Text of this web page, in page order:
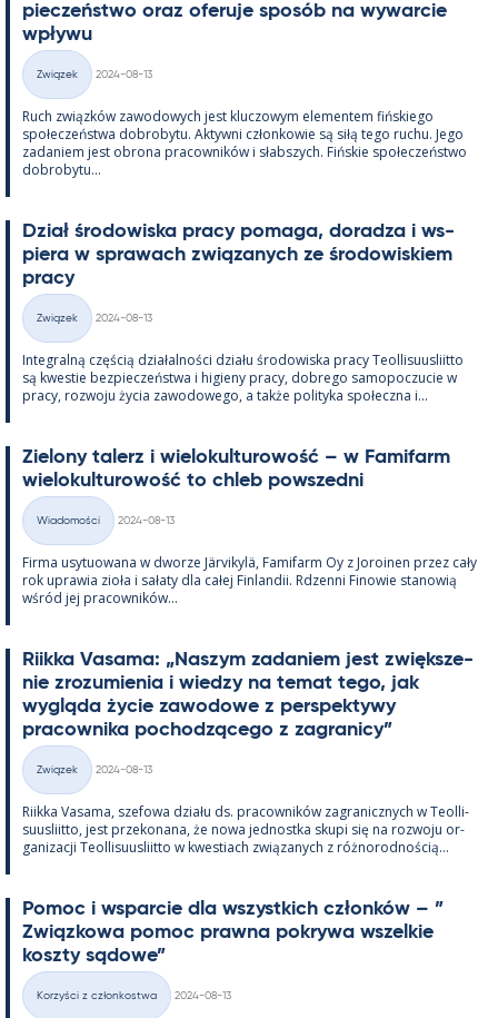
pieczeństwo oraz ofe­ruje sposób na wywarcie
wpływu
Kategorie
Związek
2024-08-13
Ruch związków zawo­dowych jest kluczowym ele­men­tem fińs­kiego
społeczeństwa do­bro­bytu. Ak­tywni człon­kowie są siłą tego ruchu. Jego
za­da­niem jest obrona pracow­ników i słabszych. Fińs­kie społeczeństwo
do­bro­bytu...
Dział śro­dowiska pracy po­maga, do­radza i ws­
piera w sprawach związa­nych ze śro­dowis­kiem
pracy
Kategorie
Związek
2024-08-13
In­te­gralną częścią działal­ności działu śro­dowiska pracy Teol­li­suus­liitto
są kwes­tie bez­pieczeństwa i hi­gieny pracy, dobrego sa­mo­poczucie w
pracy, rozwoju życia zawo­dowego, a także po­li­tyka społeczna i...
Zie­lony ta­lerz i wie­lo­kul­tu­rowość – w Fa­mi­farm
wie­lo­kul­tu­rowość to ch­leb powszedni
Kategorie
Wiadomości
2024-08-13
Firma usy­tuowana w dworze Jär­vi­kylä, Fa­mi­farm Oy z Jo­roi­nen przez cały
rok uprawia zioła i sałaty dla całej Fin­lan­dii. Rdzenni Fi­nowie sta­nowią
wśród jej pracow­ników...
Riikka Va­sama: „Naszym za­da­niem jest zwiększe­
nie zrozu­mie­nia i wiedzy na te­mat tego, jak
wygląda życie zawo­dowe z pers­pek­tywy
pracow­nika poc­hodzącego z za­gra­nicy”
Kategorie
Związek
2024-08-13
Riikka Va­sama, sze­fowa działu ds. pracow­ników za­gra­nicz­nych w Teol­li­
suus­liitto, jest prze­ko­nana, że nowa jed­nostka skupi się na rozwoju or­
ga­nizacji Teol­li­suus­liitto w kwes­tiach związa­nych z róż­no­rod­nością...
Po­moc i ws­parcie dla wszyst­kich członków – ”
Związ­kowa po­moc prawna pok­rywa wszel­kie
koszty są­dowe”
Kategorie
Korzyści z członkostwa
2024-08-13